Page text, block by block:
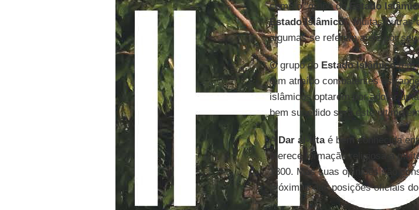
como o "grupo doEstado
Estado Islâmico". Muitas outras
algumas se referem a ele por
O grupo do Estado Islâmicotem
tem atraído combatentes
islâmicos optarem por adotar
bem sucedido será este último
A Dar al-Iftaé bem conhecida
oferece formação religiosa a
1800. Mas suas opiniões são
próximas das posições oficiais